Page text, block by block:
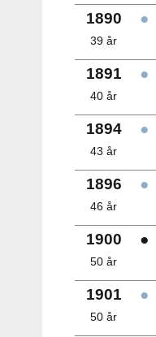
1890
39 år
●
1891
40 år
●
1894
43 år
●
1896
46 år
●
1900
50 år
●
1901
50 år
●